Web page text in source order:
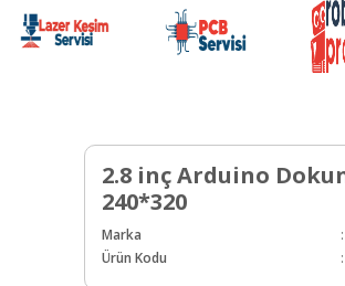
2.8 inç Arduino
240*320
Marka :
Ürün Kodu
: